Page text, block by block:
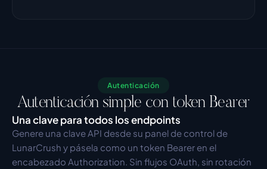
Autenticación
Autenticación simple con token Bearer
Una clave para todos los endpoints
Genere una clave API desde su panel de control de
LunarCrush y pásela como un token Bearer en el
encabezado Authorization. Sin flujos OAuth, sin rotación